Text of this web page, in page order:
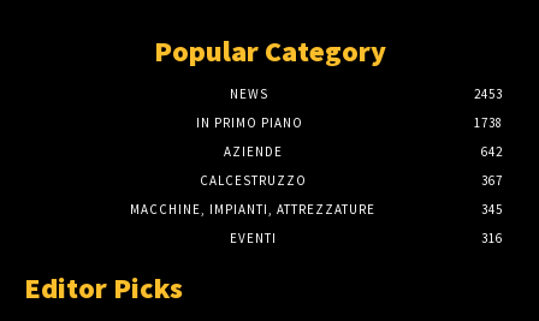
Popular Category
NEWS
2453
IN PRIMO PIANO
1738
AZIENDE
642
CALCESTRUZZO
367
MACCHINE, IMPIANTI, ATTREZZATURE
345
EVENTI
316
Editor Picks